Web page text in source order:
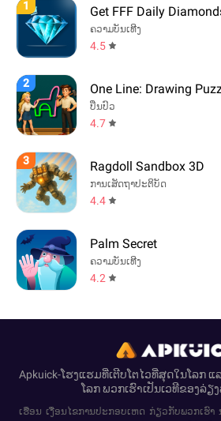
1 Get FFF Daily
ຄວາມບັນເທີງ
4.5
2 One Line: Drawing
ປິ່ນປົວ
4.7
3 Ragdoll Sandbox 3D
ການເສັດຖາປະຕິບັດ
4.4
Palm Secret
ຄວາມບັນເທີງ
4.2
Apkuick-ໂຮງແຮມທີ່ເຕີບໂຕໄວທີ່ສຸດໃນໂລກ
ໂລກ ພວກເຮົາເປັນເວທີຂອງລ່ຽ
ເຮືອນ ເງື່ອນໄຂການປະກອບເຫດ ກ່ຽວກັບພວກເຮົາ